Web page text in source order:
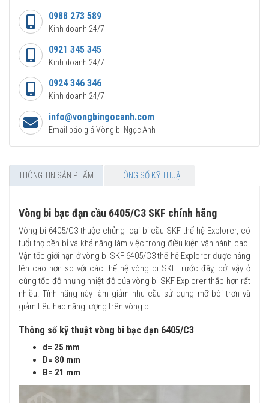
0988 273 589
Kinh doanh 24/7
0921 345 345
Kinh doanh 24/7
0924 346 346
Kinh doanh 24/7
info@vongbingocanh.com
Email báo giá Vòng bi Ngọc Anh
THÔNG TIN SẢN PHẨM THÔNG SỐ KỸ THUẬT
Vòng bi bạc đạn cầu 6405/C3 SKF chính hãng
Vòng bi 6405/C3 thuộc chủng loại bi cầu SKF thế hệ Explorer, có
tuổi thọ bền bỉ và khả năng làm việc trong điều kiện vận hành cao.
Vận tốc giới hạn ở vòng bi SKF 6405/C3 thế hệ Explorer được nâng
lên cao hơn so với các thế hệ vòng bi SKF trước đây, bởi vậy ở
cùng tốc độ nhưng nhiệt độ của vòng bi SKF Explorer thấp hơn rất
nhiều. Tính năng này làm giảm nhu cầu sử dụng mỡ bôi trơn và
giảm tiêu hao năng lượng trên vòng bi.
Thông số kỹ thuật vòng bi bạc đạn 6405/C3
d= 25 mm
D= 80 mm
B= 21 mm